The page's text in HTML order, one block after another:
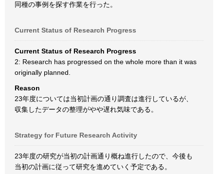
同種の事例を探す作業を行った。
Current Status of Research Progress
Current Status of Research Progress
2: Research has progressed on the whole more than it was
originally planned.
Reason
23年度については当初計画の通り調査は進行しているが、
収集したデータの整理がやや遅れ気味である。
Strategy for Future Research Activity
23年度の研究が当初の計画通り概ね進行したので、今後も
当初の計画に従って研究を進めていく予定である。